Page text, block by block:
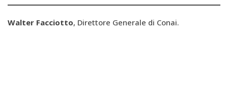
Walter Facciotto, Direttore Generale di Conai.